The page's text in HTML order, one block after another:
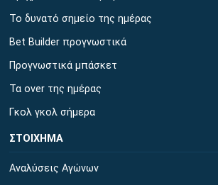
Το δυνατό σημείο της ημέρας
Bet Builder προγνωστικά
Προγνωστικά μπάσκετ
Τα over της ημέρας
Γκολ γκολ σήμερα
ΣΤΟΙΧΗΜΑ
Αναλύσεις Αγώνων